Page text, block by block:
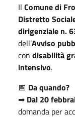
Il Comune di
Distretto
dirigenziale n.
dell’Avviso
con disabilità
intensivo.
📅 Da quando?
➡ Dal 20
domanda per